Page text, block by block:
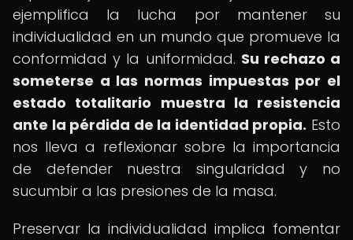
ejemplifica la lucha por mantener su
individualidad en un mundo que promueve la
conformidad y la uniformidad. Su rechazo a
someterse a las normas impuestas por el
estado totalitario muestra la resistencia
ante la pérdida de la identidad propia. Esto
nos lleva a reflexionar sobre la importancia
de defender nuestra singularidad y no
sucumbir a las presiones de la masa.
Preservar la individualidad implica fomentar